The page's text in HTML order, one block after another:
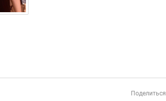
Поделиться